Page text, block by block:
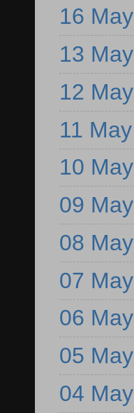
16 May
13 May
12 May
11 May
10 May
09 May
08 May
07 May
06 May
05 May
04 May